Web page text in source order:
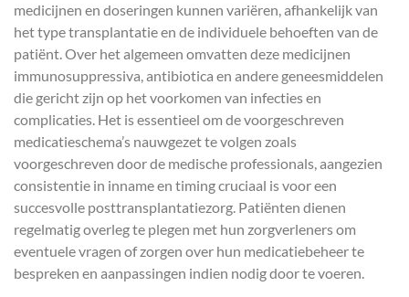
medicijnen en doseringen kunnen variëren, afhankelijk van
het type transplantatie en de individuele behoeften van de
patiënt. Over het algemeen omvatten deze medicijnen
immunosuppressiva, antibiotica en andere geneesmiddelen
die gericht zijn op het voorkomen van infecties en
complicaties. Het is essentieel om de voorgeschreven
medicatieschema’s nauwgezet te volgen zoals
voorgeschreven door de medische professionals, aangezien
consistentie in inname en timing cruciaal is voor een
succesvolle posttransplantatiezorg. Patiënten dienen
regelmatig overleg te plegen met hun zorgverleners om
eventuele vragen of zorgen over hun medicatiebeheer te
bespreken en aanpassingen indien nodig door te voeren.